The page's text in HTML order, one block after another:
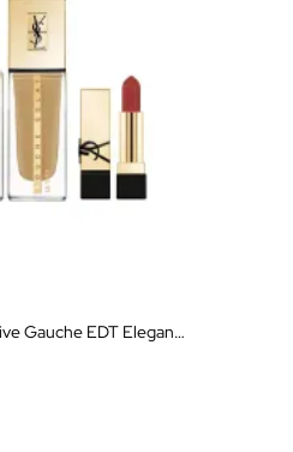
Pack Yves Saint Laurent Rive Gauche EDT Elegancia y Estilo Icónico